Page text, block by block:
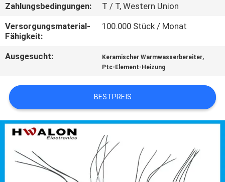
ANFORDERN
SITEMAP
DATENSCHUTZRICHTLINIE
Zahlungsbedingungen:
T / T, Western Union
Versorgungsmaterial-
Fähigkeit:
100.000 Stück / Monat
Ausgesucht: Keramischer Warmwasserbereiter,
Ptc-Element-Heizung
BESTPREIS